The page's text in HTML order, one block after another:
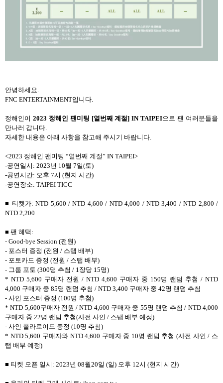
안녕하세요.
FNC ENTERTAINMENT입니다.
정해인이 2023 정해인 팬미팅 [열번째 계절] IN TAIPEI으로 팬 여러분들을
만나러 갑니다.
자세한 내용은 아래 사항을 참고해 주시기 바랍니다.
<2023 정해인 팬미팅 “열번째 계절” IN TAIPEI>
-공연일시: 2023년 10월 7일(토)
-공연시간: 오후 7시 (현지 시간)
-공연장소: TAIPEI TICC
■ 티켓가: NTD 5,600 / NTD 4,600 / NTD 4,000 / NTD 3,400 / NTD 2,800 /
NTD 2,200
■ 팬 혜택:
- Good-bye Session (전원)
- 포스터 증정 (전원 / 스탭 배부)
- 포토카드 증정 (전원 / 스탭 배부)
- 그룹 포토 (300명 추첨 / 1장당 15명)
* NTD 5,600 구매자 전원 / NTD 4,600 구매자 중 150명 랜덤 추첨 / NTD
4,000 구매자 중 85명 랜덤 추첨 / NTD 3,400 구매자 중 42명 랜덤 추첨
- 사인 포스터 증정 (100명 추첨)
* NTD 5,600구매자 전원 / NTD 4,600 구매자 중 55명 랜덤 추첨 / NTD 4,000
구매자 중 22명 랜덤 추첨(사전 사인 / 스탭 배부 예정)
- 사인 폴라로이드 증정 (10명 추첨)
* NTD 5,600 구매자와 NTD 4,600 구매자 중 10명 랜덤 추첨 (사전 사인 / 스
탭 배부 예정)
■ 티켓 오픈 일시: 2023년 08월20일 (일) 오후 12시 (현지 시간)